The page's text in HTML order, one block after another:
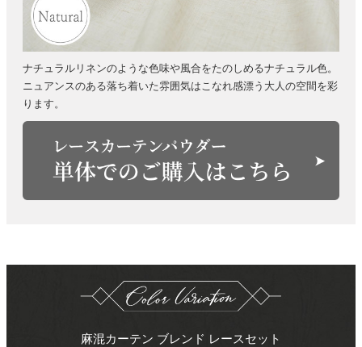
ナチュラルリネンのような色味や風合をたのしめるナチュラル色。
ニュアンスのある落ち着いた雰囲気はこなれ感漂う大人の空間を彩
ります。
麻混カーテン ブレンド レースセット